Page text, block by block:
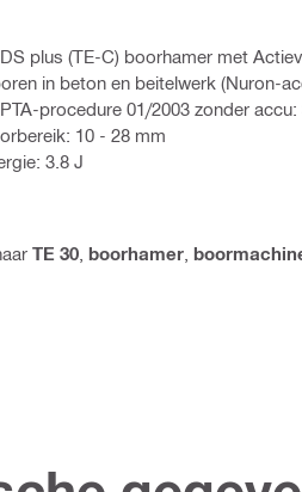
plus (TE-C) boorhamer met
in beton en beitelwerk (Nuron-
procedure 01/2003 zonder accu:
10 - 28 mm
3.8 J
TE 30 boorhamer